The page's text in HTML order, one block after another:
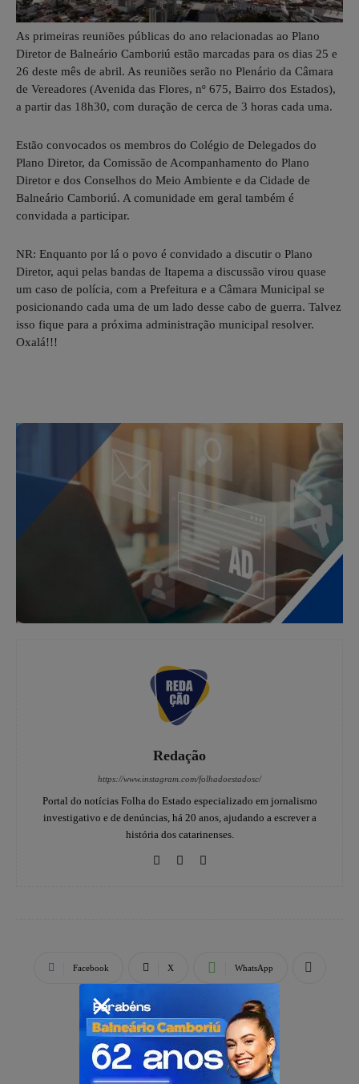
As primeiras reuniões públicas do ano relacionadas ao Plano
Diretor de Balneário Camboriú estão marcadas para os dias 25 e
26 deste mês de abril. As reuniões serão no Plenário da Câmara
de Vereadores (Avenida das Flores, nº 675, Bairro dos Estados),
a partir das 18h30, com duração de cerca de 3 horas cada uma.
Estão convocados os membros do Colégio de Delegados do
Plano Diretor, da Comissão de Acompanhamento do Plano
Diretor e dos Conselhos do Meio Ambiente e da Cidade de
Balneário Camboriú. A comunidade em geral também é
convidada a participar.
NR: Enquanto por lá o povo é convidado a discutir o Plano
Diretor, aqui pelas bandas de Itapema a discussão virou quase
um caso de polícia, com a Prefeitura e a Câmara Municipal se
posicionando cada uma de um lado desse cabo de guerra. Talvez
isso fique para a próxima administração municipal resolver.
Oxalá!!!
Redação
https://www.instagram.com/folhadoestadosc/
Portal do notícias Folha do Estado especializado em jornalismo
investigativo e de denúncias, há 20 anos, ajudando a escrever a
história dos catarinenses.
Facebook X WhatsApp
PUBLICIDADE